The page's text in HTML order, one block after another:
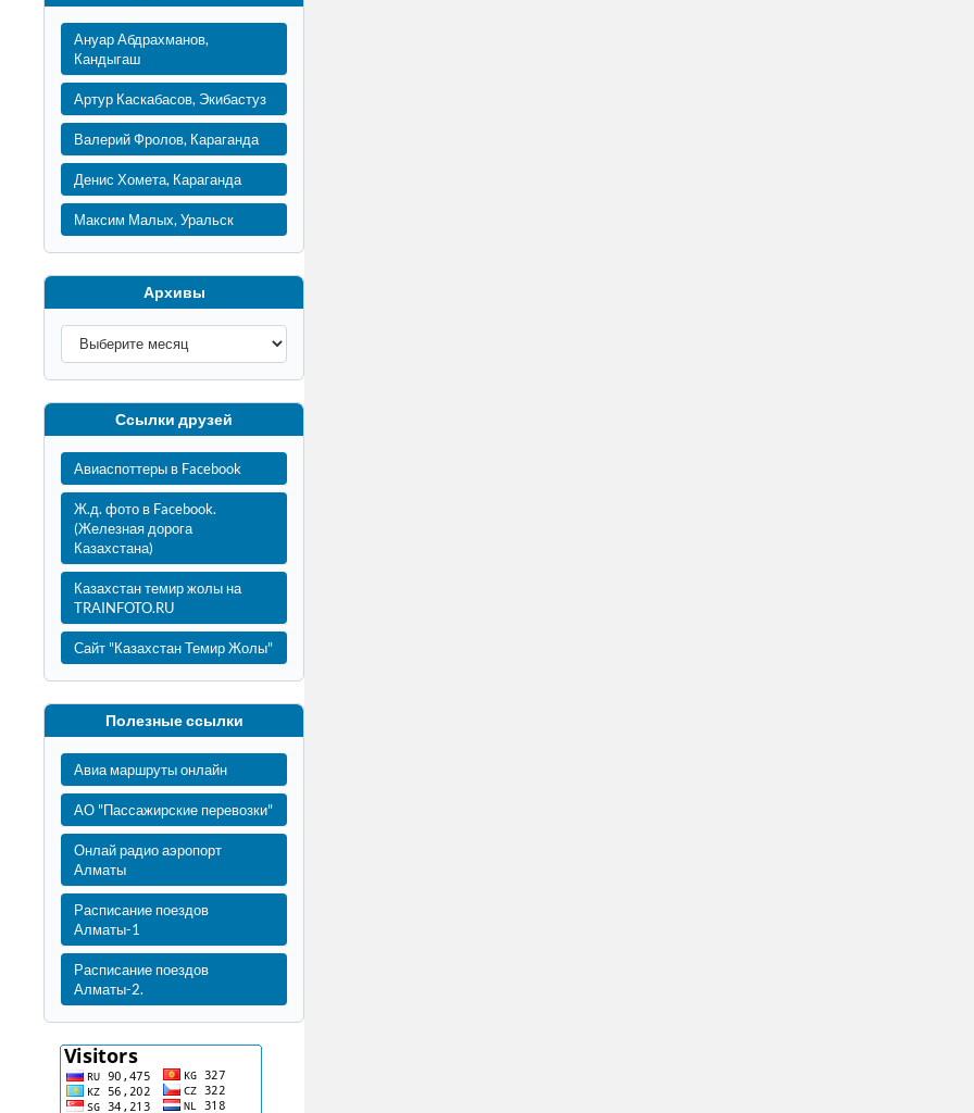
Ануар Абдрахманов,
Кандыгаш
Артур Каскабасов, Экибастуз
Валерий Фролов, Караганда
Денис Хомета, Караганда
Максим Малых, Уральск
Архивы
Ссылки друзей
Авиаспоттеры в Facebook
Ж.д. фото в Facebook.
(Железная дорога
Казахстана)
Казахстан темир жолы на
TRAINFOTO.RU
Сайт "Казахстан Темир Жолы"
Полезные ссылки
Авиа маршруты онлайн
АО "Пассажирские перевозки"
Онлай радио аэропорт
Алматы
Расписание поездов
Алматы-1
Расписание поездов
Алматы-2.